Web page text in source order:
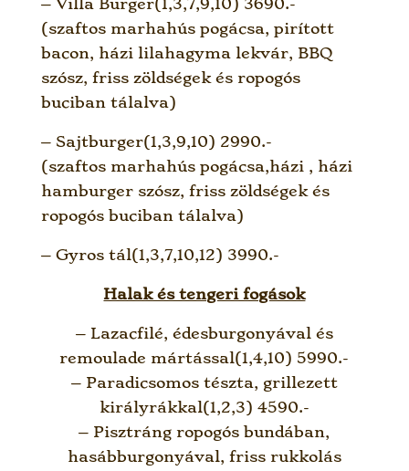
– Villa Burger(1,3,7,9,10) 3690.-
(szaftos marhahús pogácsa, pirított
bacon, házi lilahagyma lekvár, BBQ
szósz, friss zöldségek és ropogós
buciban tálalva)
– Sajtburger(1,3,9,10) 2990.-
(szaftos marhahús pogácsa,házi , házi
hamburger szósz, friss zöldségek és
ropogós buciban tálalva)
– Gyros tál(1,3,7,10,12) 3990.-
Halak és tengeri fogások
– Lazacfilé, édesburgonyával és
remoulade mártással(1,4,10) 5990.-
– Paradicsomos tészta, grillezett
királyrákkal(1,2,3) 4590.-
– Pisztráng ropogós bundában,
hasábburgonyával, friss rukkolás